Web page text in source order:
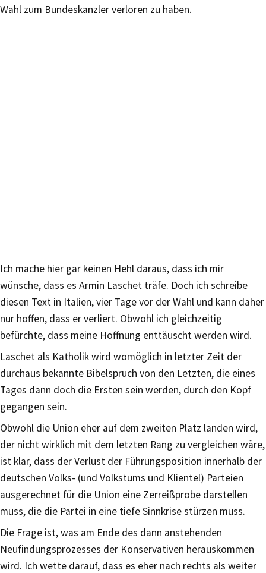
Wahl zum Bundeskanzler verloren zu haben.
Ich mache hier gar keinen Hehl daraus, dass ich mir
wünsche, dass es Armin Laschet träfe. Doch ich schreibe
diesen Text in Italien, vier Tage vor der Wahl und kann daher
nur hoffen, dass er verliert. Obwohl ich gleichzeitig
befürchte, dass meine Hoffnung enttäuscht werden wird.
Laschet als Katholik wird womöglich in letzter Zeit der
durchaus bekannte Bibelspruch von den Letzten, die eines
Tages dann doch die Ersten sein werden, durch den Kopf
gegangen sein.
Obwohl die Union eher auf dem zweiten Platz landen wird,
der nicht wirklich mit dem letzten Rang zu vergleichen wäre,
ist klar, dass der Verlust der Führungsposition innerhalb der
deutschen Volks- (und Volkstums und Klientel) Parteien
ausgerechnet für die Union eine Zerreißprobe darstellen
muss, die die Partei in eine tiefe Sinnkrise stürzen muss.
Die Frage ist, was am Ende des dann anstehenden
Neufindungsprozesses der Konservativen herauskommen
wird. Ich wette darauf, dass es eher nach rechts als weiter